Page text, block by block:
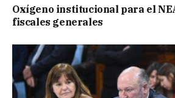
Oxígeno institucional para el
fiscales generales